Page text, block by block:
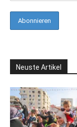
Neuste Artikel